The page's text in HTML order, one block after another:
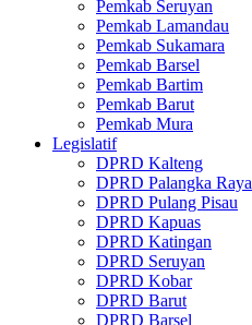
Pemkab Seruyan
Pemkab Lamandau
Pemkab Sukamara
Pemkab Barsel
Pemkab Bartim
Pemkab Barut
Pemkab Mura
Legislatif
DPRD Kalteng
DPRD Palangka Raya
DPRD Pulang Pisau
DPRD Kapuas
DPRD Katingan
DPRD Seruyan
DPRD Kobar
DPRD Barut
DPRD Barsel